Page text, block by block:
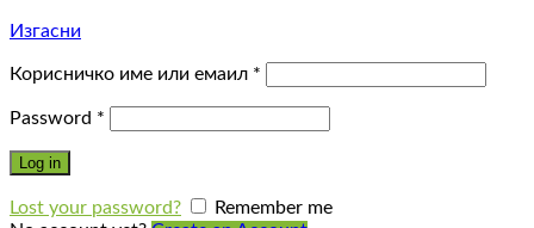
Изгасни
Корисничко име или емаил *
Password *
Log in
Lost your password?
Remember me